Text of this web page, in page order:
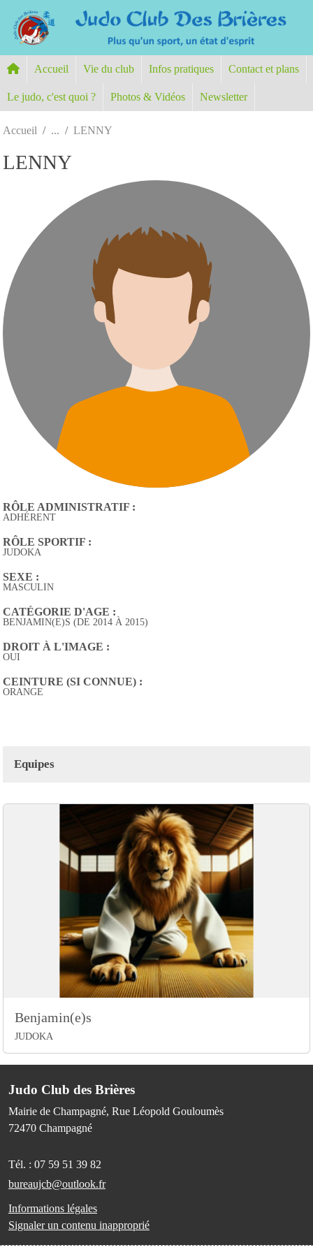
Accueil Vie du club Infos pratiques Contact et plans
Le judo, c'est quoi ? Photos & Vidéos Newsletter
Accueil LENNY
LENNY
RÔLE ADMINISTRATIF :
ADHÉRENT
RÔLE SPORTIF :
JUDOKA
SEXE :
MASCULIN
CATÉGORIE D'AGE :
BENJAMIN(E)S (DE 2014 À 2015)
DROIT À L'IMAGE :
OUI
CEINTURE (SI CONNUE) :
ORANGE
Equipes
Benjamin(e)s
JUDOKA
Judo Club des Brières
Mairie de Champagné, Rue Léopold Gouloumès
72470 Champagné
Tél. : 07 59 51 39 82
bureaujcb@outlook.fr
Informations légales
Signaler un contenu inapproprié
Panneau de gestion des cookies